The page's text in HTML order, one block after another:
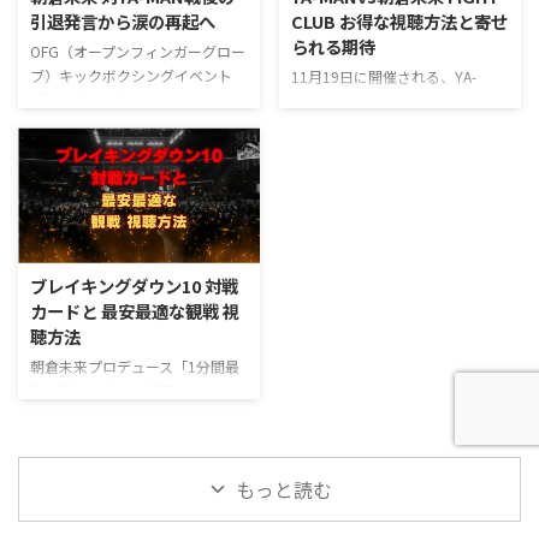
無料／ ※作品の配信情報、配信
状況についてはLeminoのホーム
ページもしくはアプリをご確認く
1. Leminoの月額料金 Leminoは
月額990円（税込） ...
か、朝倉未来CEOとして前日軽量
にも落ち着いたようすの姿を見
せ、大会当日も開幕挨拶から開幕
引退発言から涙の再起へ
OFG（オープンフィンガーグロー
ブ）キックボクシングイベント
ベントはYA-MAN選手の圧勝で77
秒KO決着に終わりました。 KOさ
れリングに膝をつく朝倉未来選手
の姿は衝撃的で、言葉を失った人
も多かったと思います。 さらに
試合後の未来選手の口からは“引
退‘’を示唆する言葉も出たりと、
23年11月19は多くの格闘技ファ
ンにとって大きなインパクトと意
味のある日になったのではないで
しょうか。 この記事では、そん
CLUB お得な視聴方法と寄せ
られる期待
11月19日に開催される、YA-
ブレイキングダウン10 対戦
カードと 最安最適な観戦 視
聴方法
朝倉未来プロデュース「1分間最
BreakingDown 10』が23年11月
23日（木）に開催されます！ こ もっと読む